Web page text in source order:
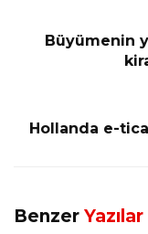
Büyümenin
Hollanda e-
Benzer Yazılar